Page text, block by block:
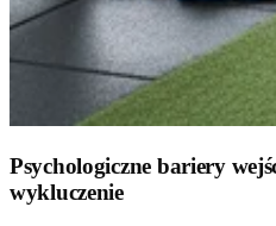
Psychologiczne bariery
wykluczenie